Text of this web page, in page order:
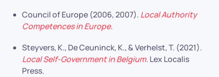
Council of Europe (2006, 2007). Local Authority
Competences in Europe.
Steyvers, K., De Ceuninck, K., & Verhelst, T. (2021).
Local Self-Government in Belgium.Lex Localis
Press.